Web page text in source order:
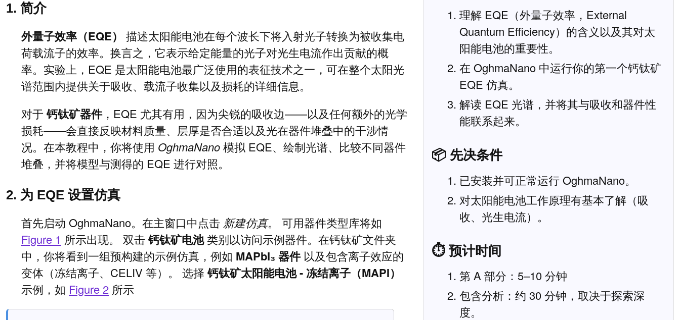
理解 EQE（外量子效率，External
Quantum Efficiency）的含义以及其对太
阳能电池的重要性。
在 OghmaNano 中运行你的第一个钙钛矿
EQE 仿真。
解读 EQE 光谱，并将其与吸收和器件性
能联系起来。
📦 先决条件
已安装并可正常运行 OghmaNano。
对太阳能电池工作原理有基本了解（吸
收、光生电流）。
⏱ 预计时间
第 A 部分：5–10 分钟
包含分析：约 30 分钟，取决于探索深
度。
1. 简介
外量子效率（EQE）
描述太阳能电池在每个波长下将入射光子转换为被收集电
荷载流子的效率。换言之，它表示给定能量的光子对光生电流作出贡献的概
率。实验上，EQE 是太阳能电池最广泛使用的表征技术之一，可在整个太阳光
谱范围内提供关于吸收、载流子收集以及损耗的详细信息。
对于钙钛矿器件，EQE 尤其有用，因为尖锐的吸收边——以及任何额外的光学
损耗——会直接反映材料质量、层厚是否合适以及光在器件堆叠中的干涉情
况。在本教程中，你将使用 OghmaNano模拟 EQE、绘制光谱、比较不同器件
堆叠，并将模型与测得的 EQE 进行对照。
2. 为 EQE 设置仿真
首先启动 OghmaNano。在主窗口中点击 新建仿真。 可用器件类型库将如
Figure 1 所示出现。 双击钙钛矿电池类别以访问示例器件。在钙钛矿文件夹
中，你将看到一组预构建的示例仿真，例如 MAPbI₃ 器件以及包含离子效应的
变体（冻结离子、CELIV 等）。 选择钙钛矿太阳能电池 - 冻结离子（MAPI）
示例，如 Figure 2 所示